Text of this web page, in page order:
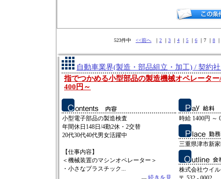
523件中 <<前へ ｜ 2 ｜ 3 ｜ 4 ｜ 5 ｜ 6 ｜7 ｜ 8 ｜
自動車業界(製造・部品組立・加工) / 契約
指でつかめる小型部品の製造機械オペレータ
400円～
小型電子部品の製造検査
年間休日148日/4勤2休・2交替
20代30代40代男女活躍中
【仕事内容】
＜機械装置のマシンオペレーター＞
・小さなプラスチック...
続きを見
時給 1400円 ～
三重県津市新
株式会社ウイ